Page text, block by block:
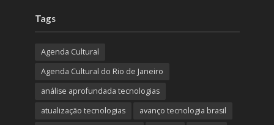
Tags
Agenda Cultural
Agenda Cultural do Rio de Janeiro
análise aprofundada tecnologias
atualização tecnologias
avanço tecnologia brasil